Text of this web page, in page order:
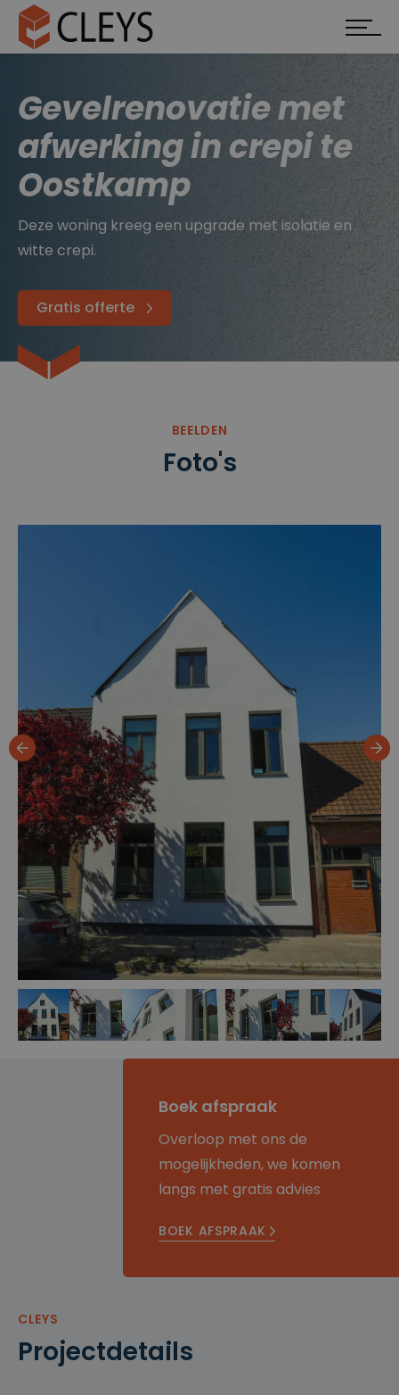
Gevelrenovatie met
afwerking in crepi te
Oostkamp
Deze woning kreeg een upgrade met isolatie en
witte crepi.
Gratis offerte
BEELDEN
Foto's
Boek afspraak
Overloop met ons de
mogelijkheden, we komen
langs met gratis advies
BOEK AFSPRAAK
CLEYS
Projectdetails